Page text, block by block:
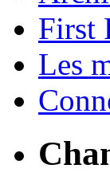
First
Les